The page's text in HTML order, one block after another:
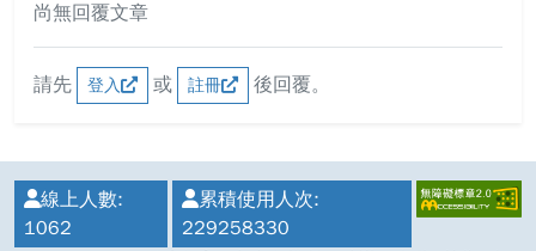
尚無回覆文章
請先 登入 或 註冊 後回覆。
線上人數:
1062
累積使用人次:
229258330